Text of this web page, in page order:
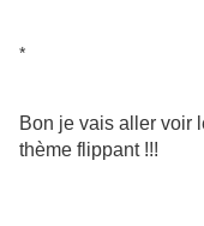
*
Bon je vais aller voir
thème flippant !!!